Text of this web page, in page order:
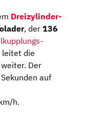
Dreizylinder-
, der 136
leitet die
Der
auf
h.